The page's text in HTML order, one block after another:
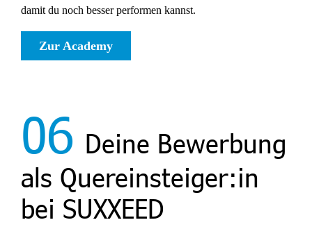
damit du noch besser performen kannst.
Zur Academy
06 Deine Bewerbung
als Quereinsteiger:in
bei SUXXEED